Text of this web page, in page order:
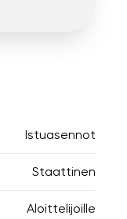
Istuasennot
Staattinen
Aloittelijoille